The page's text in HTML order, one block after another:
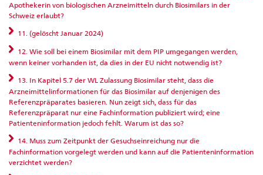
Apothekerin von biologischen Arzneimitteln durch Biosimilars in der
Schweiz erlaubt?
11. (gelöscht Januar 2024)
12. Wie soll bei einem Biosimilar mit dem PIP umgegangen werden,
wenn keiner vorhanden ist, da dies in der EU nicht notwendig ist?
13. In Kapitel 5.7 der WL Zulassung Biosimilar steht, dass die
Arzneimittelinformationen für das Biosimilar auf denjenigen des
Referenzpräparates basieren. Nun zeigt sich, dass für das
Referenzpräparat nur eine Fachinformation publiziert wird; eine
Patienteninformation jedoch fehlt. Warum ist das so?
14. Muss zum Zeitpunkt der Gesuchseinreichung nur die
Fachinformation vorgelegt werden und kann auf die Patienteninformation
verzichtet werden?